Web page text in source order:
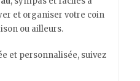
et organiser votre coin
ou ailleurs.
et personnalisée, suivez